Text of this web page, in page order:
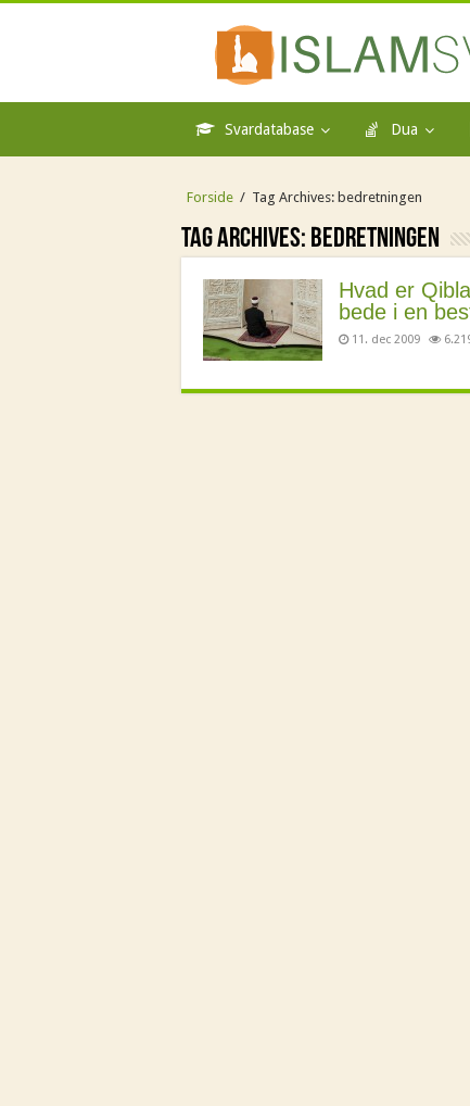
Svardatabase Dua
Forside / Tag Archives: bedretningen
Tag Archives: bedretningen
Hvad er
bede i en
11. dec 2009